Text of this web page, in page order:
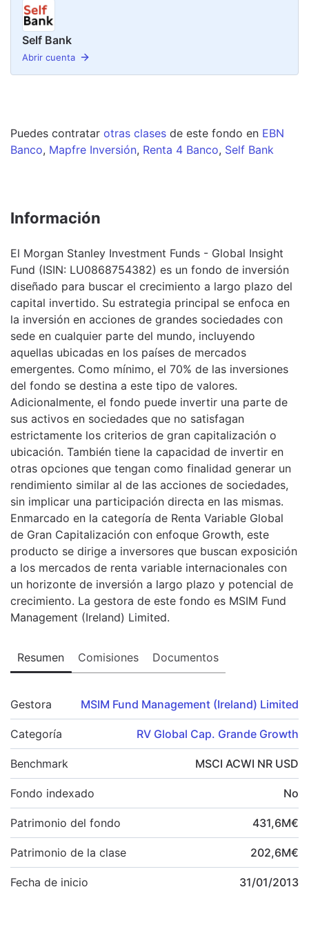
Self Bank
Abrir cuenta
Puedes contratar otras clases de este fondo en EBN
Banco, Mapfre Inversión, Renta 4 Banco, Self Bank
Información
El Morgan Stanley Investment Funds - Global Insight
Fund (ISIN: LU0868754382) es un fondo de inversión
diseñado para buscar el crecimiento a largo plazo del
capital invertido. Su estrategia principal se enfoca en
la inversión en acciones de grandes sociedades con
sede en cualquier parte del mundo, incluyendo
aquellas ubicadas en los países de mercados
emergentes. Como mínimo, el 70% de las inversiones
del fondo se destina a este tipo de valores.
Adicionalmente, el fondo puede invertir una parte de
sus activos en sociedades que no satisfagan
estrictamente los criterios de gran capitalización o
ubicación. También tiene la capacidad de invertir en
otras opciones que tengan como finalidad generar un
rendimiento similar al de las acciones de sociedades,
sin implicar una participación directa en las mismas.
Enmarcado en la categoría de Renta Variable Global
de Gran Capitalización con enfoque Growth, este
producto se dirige a inversores que buscan exposición
a los mercados de renta variable internacionales con
un horizonte de inversión a largo plazo y potencial de
crecimiento. La gestora de este fondo es MSIM Fund
Management (Ireland) Limited.
Resumen Comisiones Documentos
Gestora MSIM Fund Management (Ireland) Limited
Categoría RV Global Cap. Grande Growth
Benchmark MSCI ACWI NR USD
Fondo indexado No
Patrimonio del fondo 431,6M€
Patrimonio de la clase 202,6M€
Fecha de inicio 31/01/2013